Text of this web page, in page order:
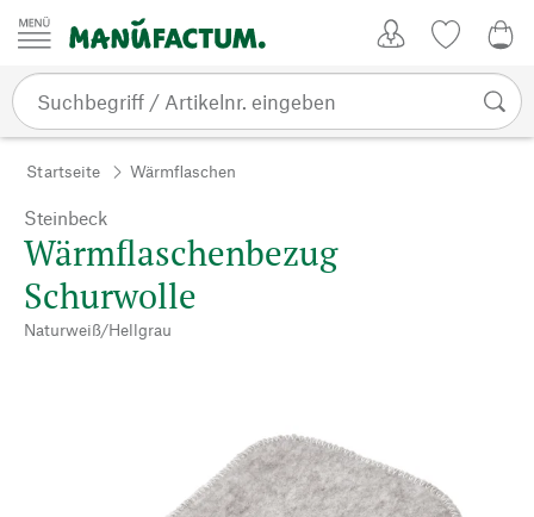
Zum Inhalt springen
Startseite Wärmflaschen
Steinbeck
Wärmflaschenbezug
Schurwolle
Naturweiß/Hellgrau